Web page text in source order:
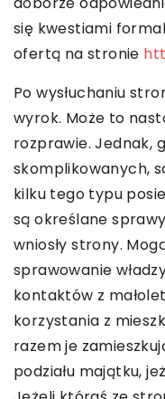
się kwestiami
ofertą na stronie
Po wysłuchaniu
wyrok. Może to
rozprawie. Jednak,
skomplikowanych,
kilku tego typu
są określane
wniosły strony.
sprawowanie
kontaktów z
korzystania z
razem je
podziału majątku,